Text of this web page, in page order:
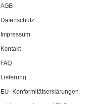
AGB
Datenschutz
Impressum
Kontakt
FAQ
Lieferung
EU- Konformitätserklärungen